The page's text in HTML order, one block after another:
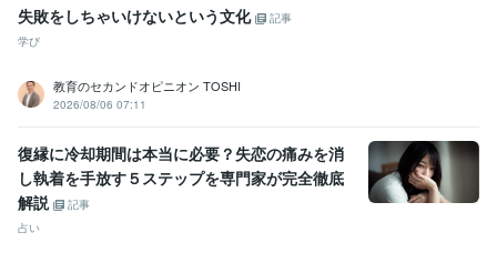
失敗をしちゃいけないという文化
記事
学び
教育のセカンドオピニオン TOSHI
2026/08/06 07:11
復縁に冷却期間は本当に必要？失恋の痛みを消
し執着を手放す５ステップを専門家が完全徹底
解説
記事
占い